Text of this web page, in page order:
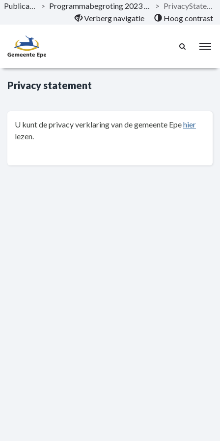
Naar hoofdinhoud
Publicaties > Programmabegroting 2023 - 2026 >
PrivacyStatement
Verberg navigatie
Hoog contrast
Privacy statement
U kunt de privacy verklaring van de gemeente Epehier
lezen.